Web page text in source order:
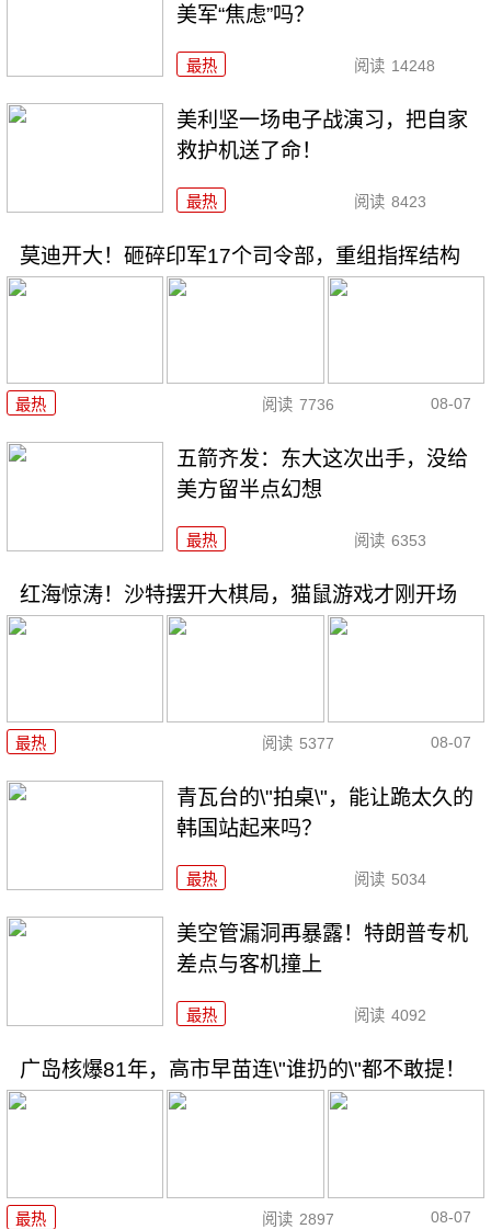
美军“焦虑”吗？
最热 阅读 14248
美利坚一场电子战演习，把自家
救护机送了命！
最热 阅读 8423
莫迪开大！砸碎印军17个司令部，重组指挥结构
最热 阅读 7736 08-07
五箭齐发：东大这次出手，没给
美方留半点幻想
最热 阅读 6353
红海惊涛！沙特摆开大棋局，猫鼠游戏才刚开场
最热 阅读 5377 08-07
青瓦台的\"拍桌\"，能让跪太久的
韩国站起来吗？
最热 阅读 5034
美空管漏洞再暴露！特朗普专机
差点与客机撞上
最热 阅读 4092
广岛核爆81年，高市早苗连\"谁扔的\"都不敢提！
最热 阅读 2897 08-07